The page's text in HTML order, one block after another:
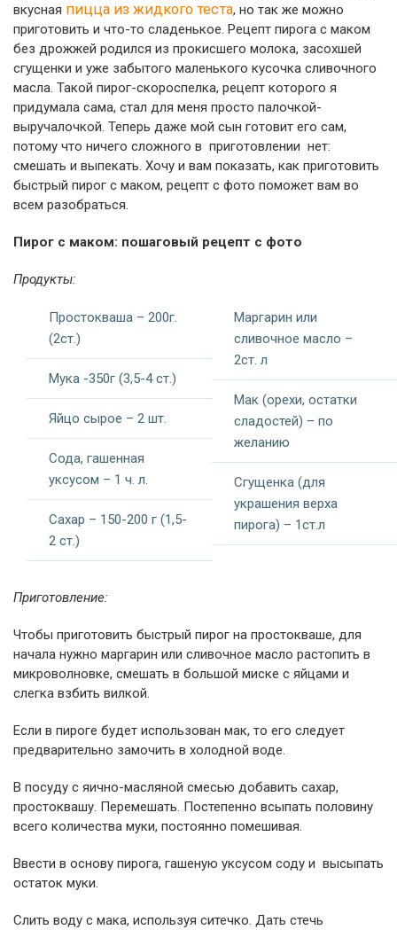
вкусная пицца из жидкого теста, но так же можно
приготовить и что-то сладенькое. Рецепт пирога с маком
без дрожжей родился из прокисшего молока, засохшей
сгущенки и уже забытого маленького кусочка сливочного
масла. Такой пирог-скороспелка, рецепт которого я
придумала сама, стал для меня просто палочкой-
выручалочкой. Теперь даже мой сын готовит его сам,
потому что ничего сложного в приготовлении нет:
смешать и выпекать. Хочу и вам показать, как приготовить
быстрый пирог с маком, рецепт с фото поможет вам во
всем разобраться.
Пирог с маком: пошаговый рецепт с фото
Продукты:
Простокваша – 200г.
(2ст.)
Мука -350г (3,5-4 ст.)
Яйцо сырое – 2 шт.
Сода, гашенная
уксусом – 1 ч. л.
Сахар – 150-200 г (1,5-
2 ст.)
Маргарин или
сливочное масло –
2ст. л
Мак (орехи, остатки
сладостей) – по
желанию
Сгущенка (для
украшения верха
пирога) – 1ст.л
Приготовление:
Чтобы приготовить быстрый пирог на простокваше, для
начала нужно маргарин или сливочное масло растопить в
микроволновке, смешать в большой миске с яйцами и
слегка взбить вилкой.
Если в пироге будет использован мак, то его следует
предварительно замочить в холодной воде.
В посуду с яично-масляной смесью добавить сахар,
простоквашу. Перемешать. Постепенно всыпать половину
всего количества муки, постоянно помешивая.
Ввести в основу пирога, гашеную уксусом соду и высыпать
остаток муки.
Слить воду с мака, используя ситечко. Дать стечь